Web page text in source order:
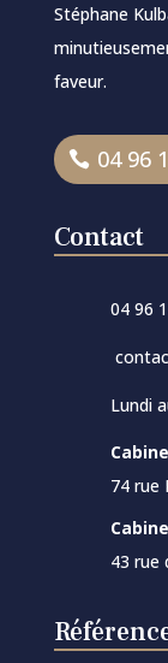
Stéphane
faveur.
04 96
Contact
04 96
Lundi
74 rue
43 rue